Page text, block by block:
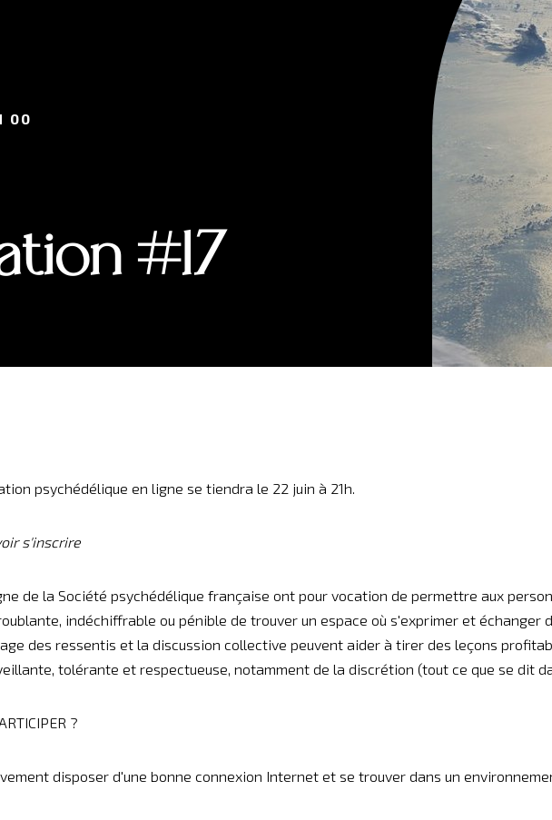
00
#17
psychédélique en ligne se tiendra le 22 juin à 21h.
s'inscrire
de la Société psychédélique française ont pour vocation de permettre aux
indéchiffrable ou pénible de trouver un espace où s'exprimer et échanger
des ressentis et la discussion collective peuvent aider à tirer des leçons
tolérante et respectueuse, notamment de la discrétion (tout ce que se dit
?
disposer d'une bonne connexion Internet et se trouver dans un